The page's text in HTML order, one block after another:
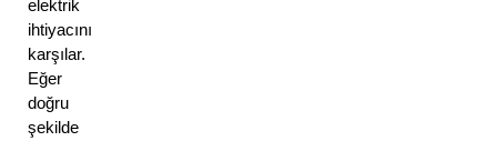
elektrik
ihtiyacını
karşılar.
Eğer
doğru
şekilde